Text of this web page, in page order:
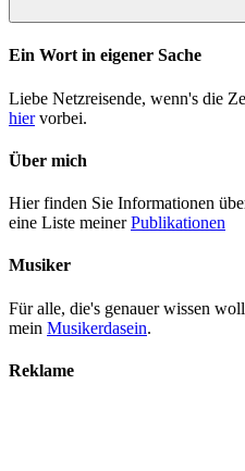
Suchen
Ein Wort in eigener Sache
Liebe Netzreisende, wenn's die
hiervorbei.
Über mich
Hier finden Sie Informationen
eine Liste meinerPublikationen
Musiker
Für alle, die's genauer wissen
mein Musikerdasein.
Reklame